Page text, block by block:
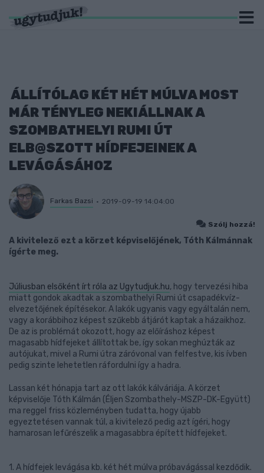
ÁLLÍTÓLAG KÉT HÉT MÚLVA MOST
MÁR TÉNYLEG NEKIÁLLNAK A
SZOMBATHELYI RUMI ÚT
ELB@SZOTT HÍDFEJEINEK A
LEVÁGÁSÁHOZ
Farkas Bazsi 2019-09-19 14:04:00
Szólj hozzá!
A kivitelező ezt a körzet képviselőjének, Tóth Kálmánnak
ígérte meg.
Júliusban elsőként írt róla az Ugytudjuk.hu, hogy tervezési hiba
miatt gondok akadtak a szombathelyi Rumi út csapadékvíz-
elvezetőjének építésekor. A lakók ugyanis vagy egyáltalán nem,
vagy a korábbihoz képest szűkebb átjárót kaptak a házaikhoz.
De az is problémát okozott, hogy az előíráshoz képest
magasabb hídfejeket állítottak be, így sokan meghúzták az
autójukat, mivel a Rumi útra záróvonal van felfestve, kis ívben
pedig szinte lehetetlen ráfordulni így a hadra.
Lassan két hónapja tart az ott lakók kálváriája. A körzet
képviselője Tóth Kálmán (Éljen Szombathely-MSZP-DK-Együtt)
ma reggel friss közleményben tudatta, hogy újabb
egyeztetésen vannak túl, a kivitelező pedig azt ígéri, hogy
hamarosan lefűrészelik a magasabbra épített hídfejeket.
1. A hídfejek levágása kb. két hét múlva próbavágással kezdődik.